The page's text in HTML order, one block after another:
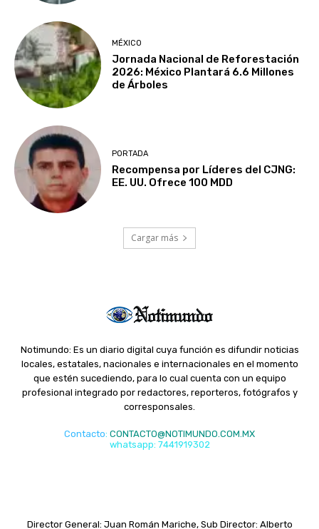
MÉXICO
Jornada Nacional de Reforestación
2026: México Plantará 6.6 Millones
de Árboles
PORTADA
Recompensa por Líderes del CJNG:
EE. UU. Ofrece 100 MDD
Cargar más
Notimundo: Es un diario digital cuya función es difundir noticias
locales, estatales, nacionales e internacionales en el momento
que estén sucediendo, para lo cual cuenta con un equipo
profesional integrado por redactores, reporteros, fotógrafos y
corresponsales.
Contacto: CONTACTO@NOTIMUNDO.COM.MX
whatsapp: 7441919302
Director General: Juan Román Mariche, Sub Director: Alberto